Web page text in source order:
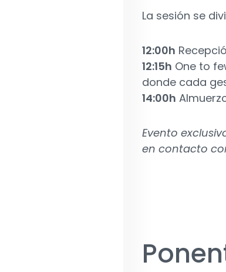
La sesión se
12:00h
12:15h One to
donde cada
14:00h
Evento
en contacto